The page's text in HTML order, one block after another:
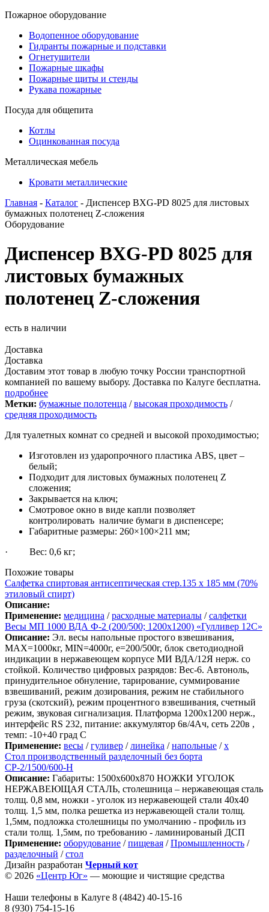
Пожарное оборудование
Водопенное оборудование
Гидранты пожарные и подставки
Огнетушители
Пожарные шкафы
Пожарные щиты и стенды
Рукава пожарные
Посуда для общепита
Котлы
Оцинкованная посуда
Металлическая мебель
Кровати металлические
Главная - Каталог - Диспенсер BXG-PD 8025 для листовых
бумажных полотенец Z-сложения
Оборудование
Диспенсер BXG-PD 8025 для
листовых бумажных
полотенец Z-сложения
есть в наличии
Доставка
Доставка
Доставим этот товар в любую точку России транспортной
компанией по вашему выбору. Доставка по Калуге бесплатна.
подробнее
Метки: бумажные полотенца /высокая проходимость /
средняя проходимость
Для туалетных комнат со средней и высокой проходимостью;
Изготовлен из ударопрочного пластика АВS, цвет –
белый;
Подходит для листовых бумажных полотенец Z
сложения;
Закрывается на ключ;
Смотровое окно в виде капли позволяет
контролировать наличие бумаги в диспенсере;
Габаритные размеры: 260×100×211 мм;
· Вес: 0,6 кг;
Похожие товары
Cалфетка спиртовая антисептическая стер.135 х 185 мм (70%
этиловый спирт)
Описание:
Применение: медицина /расходные материалы /салфетки
Весы МП 1000 ВДА Ф-2 (200/500; 1200х1200) «Гулливер 12С»
Описание: Эл. весы напольные простого взвешивания,
МАХ=1000кг, MIN=4000г, e=200/500г, блок светодиодной
индикации в нержавеющем корпусе МИ ВДА/12Я нерж. со
стойкой. Количество цифровых разрядов: Вес-6. Автоноль,
принудительное обнуление, тарирование, суммирование
взвешиваний, режим дозирования, режим не стабильного
груза (скотский), режим процентного взвешивания, счетный
режим, звуковая сигнализация. Платформа 1200х1200 нерж.,
интерфейс RS 232, питание: аккумулятор 6в/4Ач, сеть 220в ,
темп: -10+40 град С
Применение: весы /гуливер /линейка /напольные /х
Стол производственный разделочный без борта
СР-2/1500/600-Н
Описание: Габариты: 1500х600х870 НОЖКИ УГОЛОК
НЕРЖАВЕЮЩАЯ СТАЛЬ, столешница – нержавеющая сталь
толщ. 0,8 мм, ножки - уголок из нержавеющей стали 40х40
толщ. 1,5 мм, полка решетка из нержавеющей стали толщ.
1,5мм, подложка столешницы по умолчанию - профиль из
стали толщ. 1,5мм, по требованию - ламинированый ДСП
Применение: оборудование /пищевая /Промышленность /
разделочный /стол
Дизайн разработан Черный кот
© 2026 «Центр Юг» — моющие и чистящие средства
Наши телефоны в Калуге 8 (4842) 40-15-16
8 (930) 754-15-16